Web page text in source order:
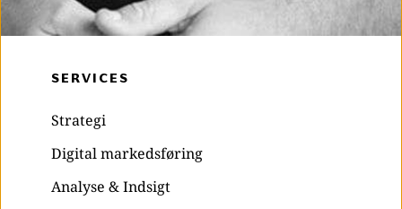
SERVICES
Strategi
Digital markedsføring
Analyse & Indsigt